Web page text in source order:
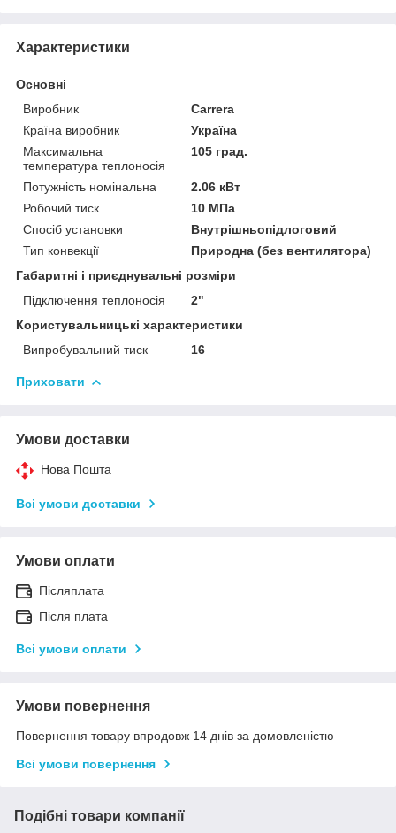
Характеристики
Основні
Виробник
Carrera
Країна виробник
Україна
Максимальна
температура теплоносія
105 град.
Потужність номінальна
2.06 кВт
Робочий тиск
10 МПа
Спосіб установки
Внутрішньопідлоговий
Тип конвекції
Природна (без вентилятора)
Габаритні і приєднувальні розміри
Підключення теплоносія
2"
Користувальницькі характеристики
Випробувальний тиск
16
Приховати
Умови доставки
Нова Пошта
Всі умови доставки
Умови оплати
Післяплата
Після плата
Всі умови оплати
Умови повернення
Повернення товару впродовж 14 днів за домовленістю
Всі умови повернення
Подібні товари компанії